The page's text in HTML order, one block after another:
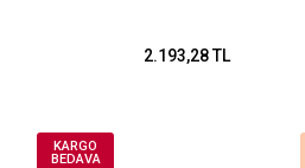
2.193,28 TL
KARGO
BEDAVA